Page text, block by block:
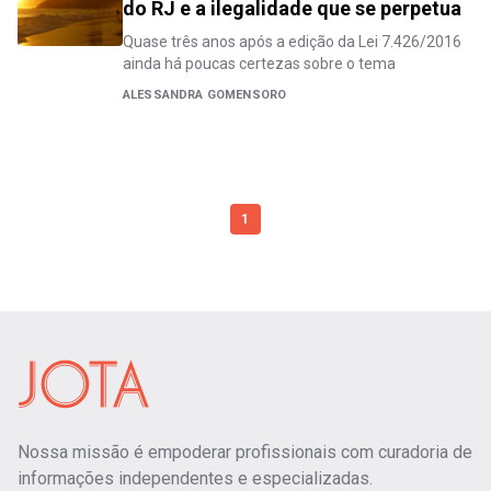
do RJ e a ilegalidade que se perpetua
Quase três anos após a edição da Lei 7.426/2016
ainda há poucas certezas sobre o tema
ALESSANDRA GOMENSORO
1
Nossa missão é empoderar profissionais com curadoria de
informações independentes e especializadas.